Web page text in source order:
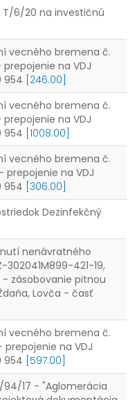
T/6/20 na investičnú
vecného bremena č.
na VDJ
954
[246.00]
vecného bremena č.
na VDJ
954 [1008.00]
vecného bremena č.
prepojenie na VDJ
954 [306.00]
Dezinfekčný
nenávratného
421-19,
- zásobovanie pitnou
Lovča - časť
vecného bremena č.
na VDJ
954
[597.00]
94/17 - "Aglomerácia